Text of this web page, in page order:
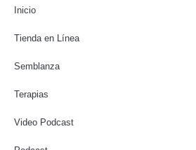
Inicio
Tienda en Línea
Semblanza
Terapias
Video Podcast